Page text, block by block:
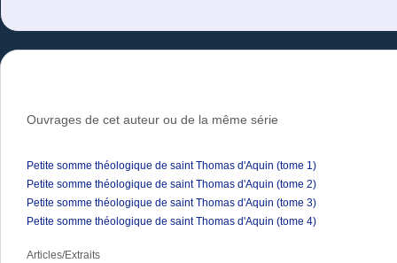
Ouvrages de cet auteur ou de la même série
Petite somme théologique de saint Thomas d'Aquin (tome 1)
Petite somme théologique de saint Thomas d'Aquin (tome 2)
Petite somme théologique de saint Thomas d'Aquin (tome 3)
Petite somme théologique de saint Thomas d'Aquin (tome 4)
Articles/Extraits